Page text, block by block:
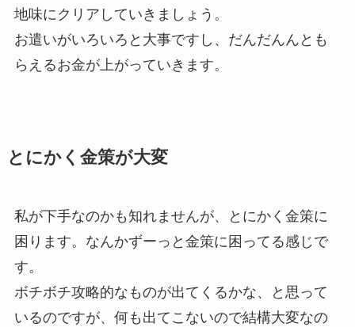
地味にクリアしていきましょう。
お遣いがいろいろと大事ですし、だんだんんとも
らえるお金が上がっていきます。
とにかく金策が大変
私が下手なのかも知れませんが、とにかく金策に
困ります。なんかずーっと金策に困ってる感じで
す。
ボチボチ攻略的なものが出てくるかな、と思って
いるのですが、何も出てこないので結構大変なの